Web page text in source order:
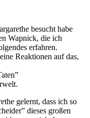
besucht habe
Wapnick, die ich
erfahren.
Reaktionen auf das,
gelernt, dass ich so
dieses großen